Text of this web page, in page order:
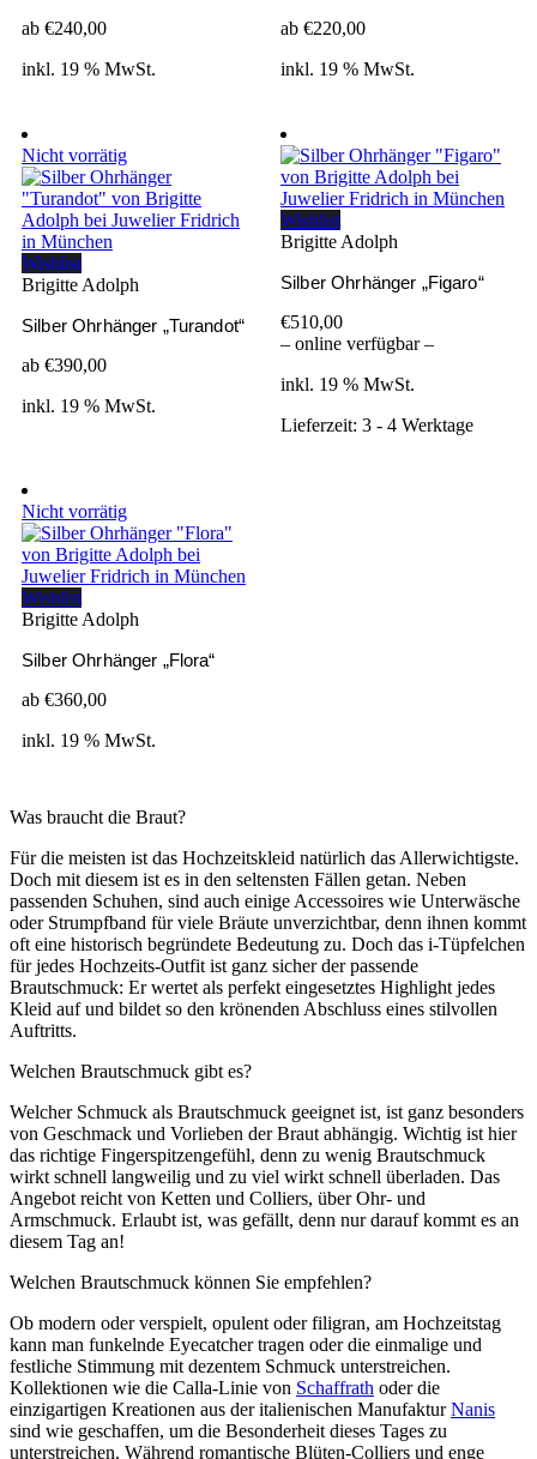
ab €240,00
inkl. 19 % MwSt.
ab €220,00
inkl. 19 % MwSt.
Nicht vorrätig
Wishlist
Brigitte Adolph
Silber Ohrhänger „Turandot“
ab €390,00
inkl. 19 % MwSt.
Wishlist
Brigitte Adolph
Silber Ohrhänger „Figaro“
€510,00
– online verfügbar –
inkl. 19 % MwSt.
Lieferzeit: 3 - 4 Werktage
Nicht vorrätig
Wishlist
Brigitte Adolph
Silber Ohrhänger „Flora“
ab €360,00
inkl. 19 % MwSt.
Was braucht die Braut?
Für die meisten ist das Hochzeitskleid natürlich das Allerwichtigste.
Doch mit diesem ist es in den seltensten Fällen getan. Neben
passenden Schuhen, sind auch einige Accessoires wie Unterwäsche
oder Strumpfband für viele Bräute unverzichtbar, denn ihnen kommt
oft eine historisch begründete Bedeutung zu. Doch das i-Tüpfelchen
für jedes Hochzeits-Outfit ist ganz sicher der passende
Brautschmuck: Er wertet als perfekt eingesetztes Highlight jedes
Kleid auf und bildet so den krönenden Abschluss eines stilvollen
Auftritts.
Welchen Brautschmuck gibt es?
Welcher Schmuck als Brautschmuck geeignet ist, ist ganz besonders
von Geschmack und Vorlieben der Braut abhängig. Wichtig ist hier
das richtige Fingerspitzengefühl, denn zu wenig Brautschmuck
wirkt schnell langweilig und zu viel wirkt schnell überladen. Das
Angebot reicht von Ketten und Colliers, über Ohr- und
Armschmuck. Erlaubt ist, was gefällt, denn nur darauf kommt es an
diesem Tag an!
Welchen Brautschmuck können Sie empfehlen?
Ob modern oder verspielt, opulent oder filigran, am Hochzeitstag
kann man funkelnde Eyecatcher tragen oder die einmalige und
festliche Stimmung mit dezentem Schmuck unterstreichen.
Kollektionen wie die Calla-Linie von Schaffrath oder die
einzigartigen Kreationen aus der italienischen ManufakturNanis
sind wie geschaffen, um die Besonderheit dieses Tages zu
unterstreichen. Während romantische Blüten-Colliers und enge